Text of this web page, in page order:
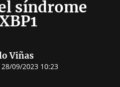
síndrome
Viñas
28/09/2023 10:23